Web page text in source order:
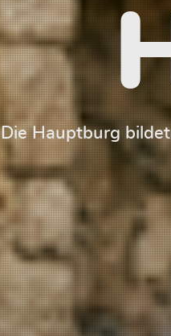
Die Hauptburg